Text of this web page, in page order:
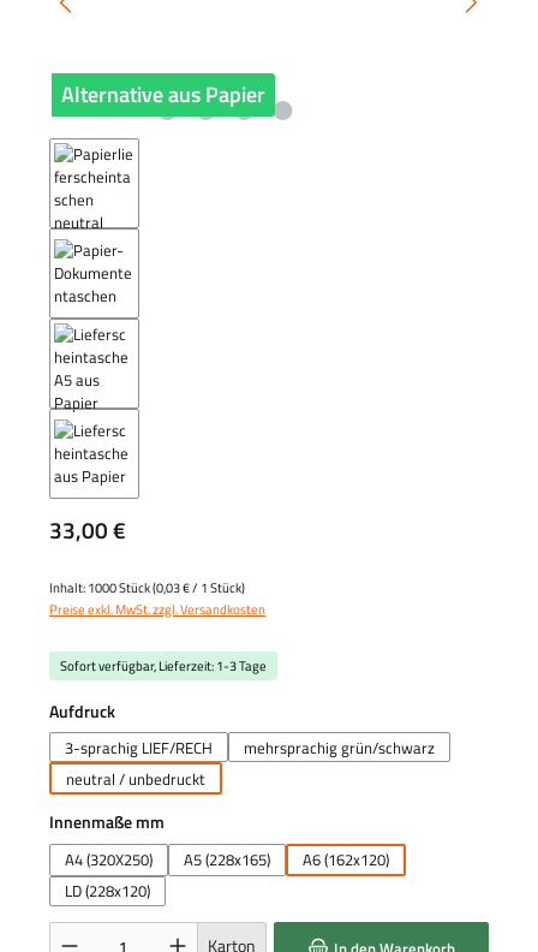
Alternative aus Papier
Regulärer Preis:
33,00 €
Inhalt:1000 Stück(0,03 € / 1 Stück)
Preise exkl. MwSt. zzgl. Versandkosten
Sofort verfügbar, Lieferzeit: 1-3 Tage
Aufdruckauswählen
3-sprachig LIEF/RECH
mehrsprachig grün/schwarz
neutral / unbedruckt
Innenmaße mm
A4 (320X250) A5 (228x165)
A6 (162x120)
LD (228x120)
Produkt Anzahl: Gib den gewünschten Wert ein oder benutze die Schaltflächen um
Karton